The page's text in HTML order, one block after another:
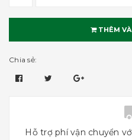
THÊM
Chia sẻ:
Hỗ trợ phí vận chuyển